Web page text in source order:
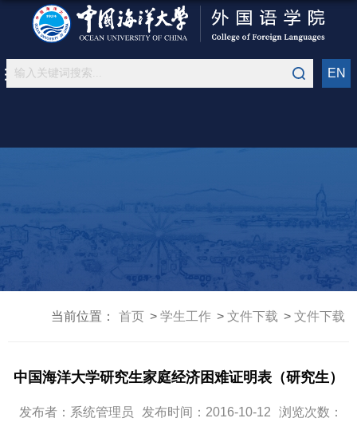
EN
当前位置： 首页 学生工作 文件下载 文件下载
中国海洋大学研究生家庭经济困难证明表（研究生）
发布者：系统管理员 发布时间：2016-10-12 浏览次数：